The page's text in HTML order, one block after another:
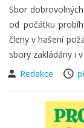
Sbor
od počátku
členy v hašení
sbory zakládány i
Redakce